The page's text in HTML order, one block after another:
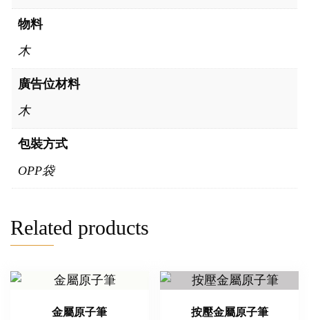
物料
木
廣告位材料
木
包裝方式
OPP袋
Related products
金屬原子筆 按壓金屬原子筆